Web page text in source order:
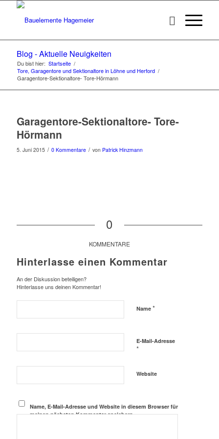
Blog - Aktuelle Neuigkeiten
Du bist hier: Startseite /
Tore, Garagentore und Sektionaltore in Löhne und Herford /
Garagentore-Sektionaltore- Tore-Hörmann
Garagentore-Sektionaltore- Tore-
Hörmann
5. Juni 2015 / 0 Kommentare / von Patrick Hinzmann
0
KOMMENTARE
Hinterlasse einen Kommentar
An der Diskussion beteiligen?
Hinterlasse uns deinen Kommentar!
Name *
E-Mail-Adresse
*
Website
Name, E-Mail-Adresse und Website in diesem Browser für
meinen nächsten Kommentar speichern.